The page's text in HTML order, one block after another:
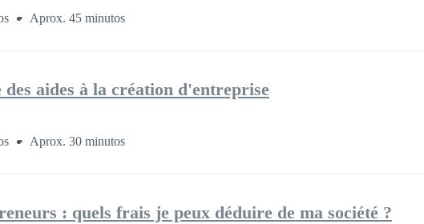
Aprox. 45 minutos
des aides à la création d'entreprise
Aprox. 30 minutos
: quels frais je peux déduire de ma société ?